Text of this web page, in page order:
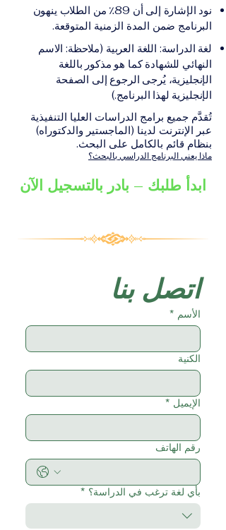
الإلكترونيقد يُطلب تقديم
مستندات إضافية حسب
البرنامج والمؤسسة التعليمية
الأكاديمية المناسبة للبرنامج،
والتي تصدر عن المؤسسة
التعليمية المسؤولة عن تقديم
البرنامج ضمن شبكة VBNN
Smart Education Group.
نود الإشارة إلى أن 89٪ من الطلاب ينهون
البرنامج ضمن المدة الزمنية المتوقعة.
لغة الدراسة: اللغة العربية (ملاحظة: الاسم
النهائي للشهادة كما هو مذكور باللغة
الإنجليزية، يُرجى الرجوع إلى الصفحة
الإنجليزية لهذا البرنامج.)
تُقدَّم جميع برامج الدراسات العليا التنفيذية
عبر الإنترنت لدينا (الماجستير والدكتوراه)
بنظام قائم بالكامل على البحث.
ماذا يعني البرنامج الدراسي بالبحث؟
ابدأ طلبك – بادر بالتسجيل الآن
اتصل بنا
الأسم *
الكنية
الإيميل *
رقم الهاتف
بأي لغة ترغب في الدراسة؟ *